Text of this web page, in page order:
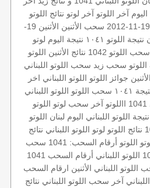
اليوم آخر اللوتو آخر لوتو نتائج اللوتو
سحب الأثنين
الأثنين 19-
نتيجة اللوتو ١٠٤١ نتيجة اليوم لوتو
سحب اللوتو 1042 نتائج الأثنين اللوتو
سحب زيد سحب اللوتو اللبناني
جوائز اللوتو اللوتو اللبناني اخر
١٠٤١ سحب اللوتو اللوتو اللبناني
االلوتو آخر سحب لوتو اللوتو
نتيجة اللوتو اللبناني اليوم لبنان اللوتو
نتائج اللوتو لوتو اللوتو اللبناني نتائج
اللوتو أرقام السحب: 1041
سحب
اللوتو اللبناني أرقام السحب 1041
اللوتو اللبناني الأثنين ارقام السحب
آخر سحب اللوتو اللبناني نتائج